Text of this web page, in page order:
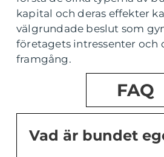
kapital och deras effekter
välgrundade beslut som
företagets intressenter och
framgång.
FAQ
Vad är bundet